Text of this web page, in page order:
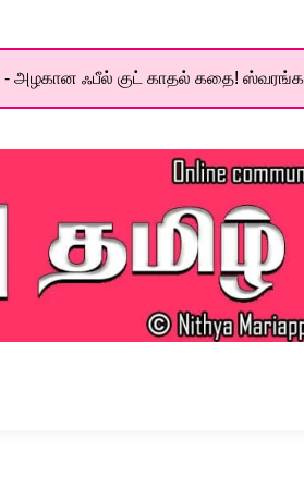
அழகான ஃபீல் குட் காதல் கதை!